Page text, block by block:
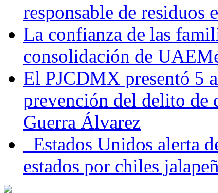
responsable de residuos
La confianza de las
consolidación de
El PJCDMX presentó 5
prevención del delito de
Guerra Álvarez
Estados Unidos alerta
estados por chiles